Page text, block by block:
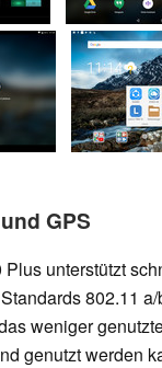
GPS
Plus unterstützt
802.11
weniger
genutzt werden